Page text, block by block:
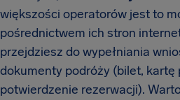
większości operatorów jest to
pośrednictwem ich stron
przejdziesz do wypełniania
dokumenty podróży (bilet, kartę
potwierdzenie rezerwacji).